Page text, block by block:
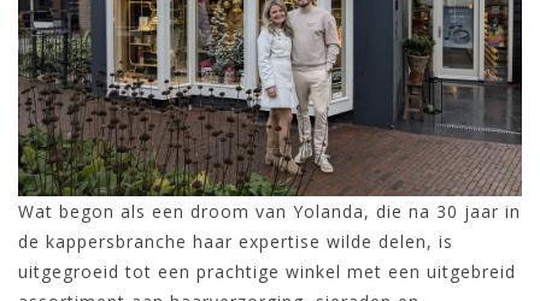
Wat begon als een droom van Yolanda, die na 30 jaar in
de kappersbranche haar expertise wilde delen, is
uitgegroeid tot een prachtige winkel met een uitgebreid